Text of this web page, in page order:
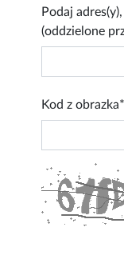
Podaj
(oddzielone
Kod z